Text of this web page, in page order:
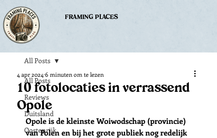
FRAMING PLACES
All Posts
Reviews
Duitsland
Oostenrijk
All Posts
10 fotolocaties in verrassend
Opole
4 apr 2024 6 minuten om te lezen
Opole is de kleinste Woiwodschap (provincie)
van Polen en bij het grote publiek nog redelijk